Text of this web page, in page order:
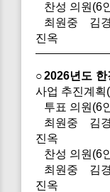
찬성 의원(6
최원중 김
진옥
○2026년도 한
사업 추진계획
투표 의원(6
최원중 김
진옥
찬성 의원(6
최원중 김
진옥